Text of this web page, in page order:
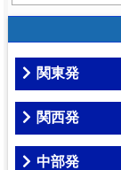
関東発
関西発
中部発